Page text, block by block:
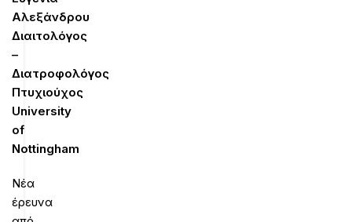
Αλεξάνδρου
Διαιτολόγος
–
Διατροφολόγος
Πτυχιούχος
University
of
Nottingham
Νέα
έρευνα